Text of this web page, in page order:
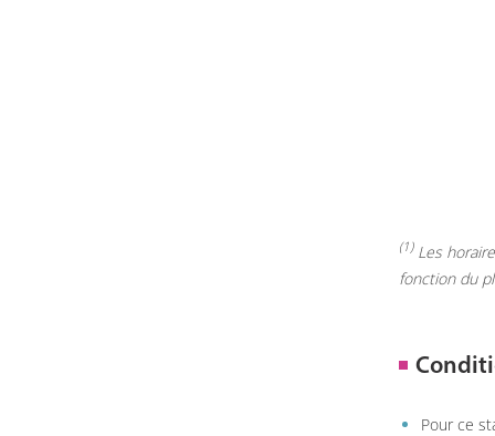
(1)Les
fonction du
Pour ce